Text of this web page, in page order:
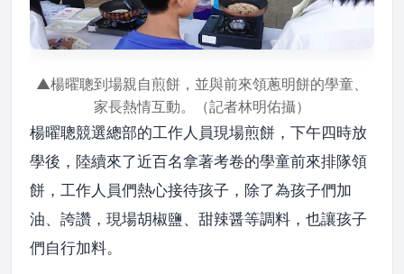
▲楊曜聰到場親自煎餅，並與前來領蔥明餅的學童、
家長熱情互動。（記者林明佑攝）
楊曜聰競選總部的工作人員現場煎餅，下午四時放
學後，陸續來了近百名拿著考卷的學童前來排隊領
餅，工作人員們熱心接待孩子，除了為孩子們加
油、誇讚，現場胡椒鹽、甜辣醤等調料，也讓孩子
們自行加料。